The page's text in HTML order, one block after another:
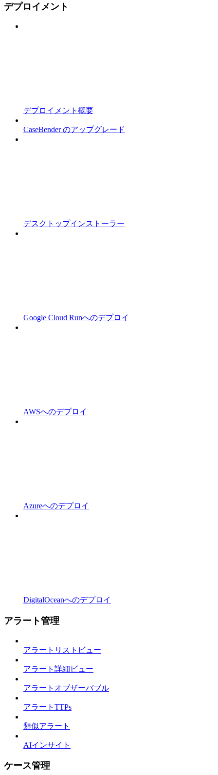
デプロイメント
デプロイメント概要
CaseBender のアップグレード
デスクトップインストーラー
Google Cloud Runへのデプロイ
AWSへのデプロイ
Azureへのデプロイ
DigitalOceanへのデプロイ
アラート管理
アラートリストビュー
アラート詳細ビュー
アラートオブザーバブル
アラートTTPs
類似アラート
AIインサイト
ケース管理